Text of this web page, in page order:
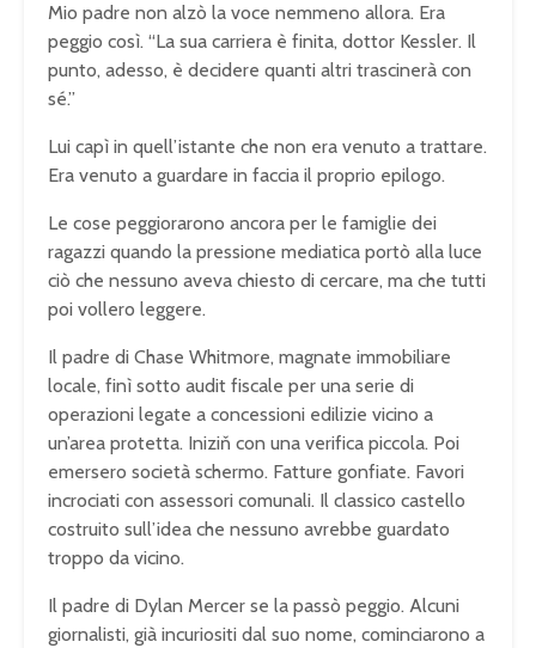
Mio padre non alzò la voce nemmeno allora. Era
peggio così. “La sua carriera è finita, dottor Kessler. Il
punto, adesso, è decidere quanti altri trascinerà con
sé.”
Lui capì in quell’istante che non era venuto a trattare.
Era venuto a guardare in faccia il proprio epilogo.
Le cose peggiorarono ancora per le famiglie dei
ragazzi quando la pressione mediatica portò alla luce
ciò che nessuno aveva chiesto di cercare, ma che tutti
poi vollero leggere.
Il padre di Chase Whitmore, magnate immobiliare
locale, finì sotto audit fiscale per una serie di
operazioni legate a concessioni edilizie vicino a
un’area protetta. Iniziň con una verifica piccola. Poi
emersero società schermo. Fatture gonfiate. Favori
incrociati con assessori comunali. Il classico castello
costruito sull’idea che nessuno avrebbe guardato
troppo da vicino.
Il padre di Dylan Mercer se la passò peggio. Alcuni
giornalisti, già incuriositi dal suo nome, cominciarono a